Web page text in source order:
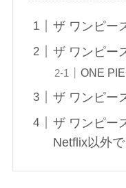
ザ ワンピー
ザ ワンピー
ONE
ザ ワンピー
ザ ワンピー
Netflix以外